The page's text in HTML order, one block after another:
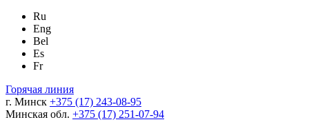
Ru
Eng
Bel
Es
Fr
Горячая линия
г. Минск +375 (17) 243-08-95
Минская обл. +375 (17) 251-07-94